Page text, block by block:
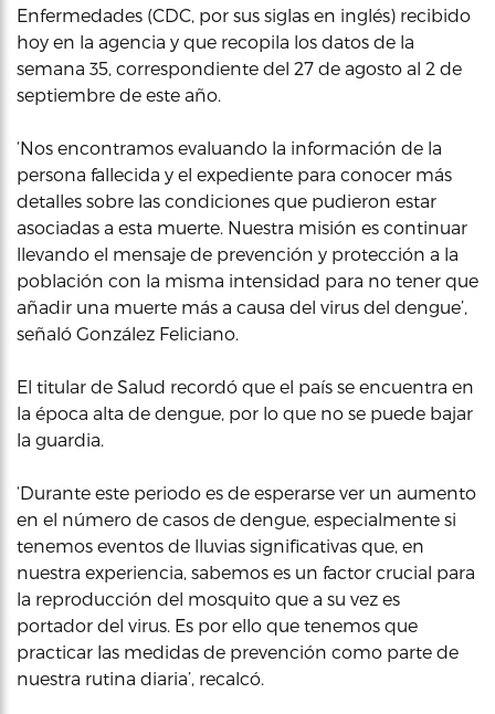
Enfermedades (CDC, por sus siglas en inglés) recibido
hoy en la agencia y que recopila los datos de la
semana 35, correspondiente del 27 de agosto al 2 de
septiembre de este año.
‘Nos encontramos evaluando la información de la
persona fallecida y el expediente para conocer más
detalles sobre las condiciones que pudieron estar
asociadas a esta muerte. Nuestra misión es continuar
llevando el mensaje de prevención y protección a la
población con la misma intensidad para no tener que
añadir una muerte más a causa del virus del dengue’,
señaló González Feliciano.
El titular de Salud recordó que el país se encuentra en
la época alta de dengue, por lo que no se puede bajar
la guardia.
‘Durante este periodo es de esperarse ver un aumento
en el número de casos de dengue, especialmente si
tenemos eventos de lluvias significativas que, en
nuestra experiencia, sabemos es un factor crucial para
la reproducción del mosquito que a su vez es
portador del virus. Es por ello que tenemos que
practicar las medidas de prevención como parte de
nuestra rutina diaria’, recalcó.